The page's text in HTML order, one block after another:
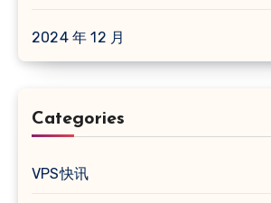
2024 年 12 月
Categories
VPS快讯